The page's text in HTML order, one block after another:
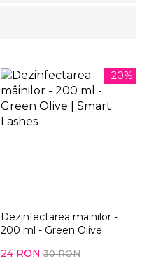
-20%
Dezinfectarea mâinilor -
200 ml - Green Olive
24 RON 30 RON